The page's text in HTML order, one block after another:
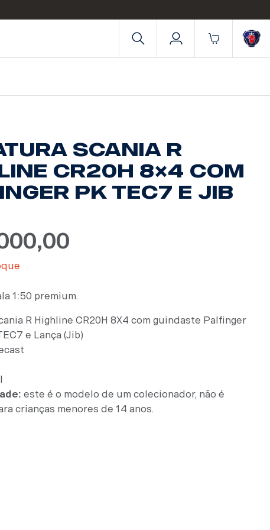
SCANIA R
CR20H 8×4 COM
PK TEC7 E JIB
1:50 premium.
R Highline CR20H 8X4 com guindaste Palfinger
e Lança (Jib)
este é o modelo de um colecionador, não é
crianças menores de 14 anos.